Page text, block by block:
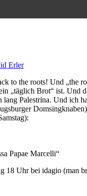
Erler
to the roots! Und „the
„täglich Brot“ ist.
lang Palestrina. Und ich
Papae Marcelli“
18 Uhr bei idagio (man